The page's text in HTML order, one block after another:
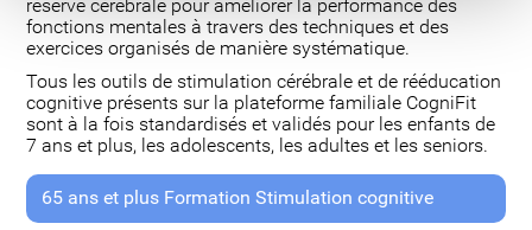
réserve cérébrale pour améliorer la performance des
fonctions mentales à travers des techniques et des
exercices organisés de manière systématique.
Tous les outils de stimulation cérébrale et de rééducation
cognitive présents sur la plateforme familiale CogniFit
sont à la fois standardisés et validés pour les enfants de
7 ans et plus, les adolescents, les adultes et les seniors.
65 ans et plus Formation Stimulation cognitive